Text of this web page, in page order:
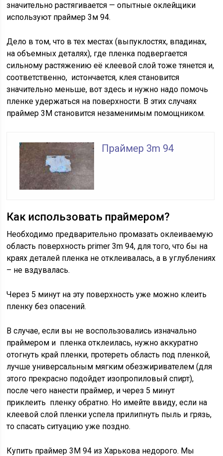
значительно растягивается — опытные оклейщики
используют праймер 3м 94.
Дело в том, что в тех местах (выпуклостях, впадинах,
на объемных деталях), где пленка подвергается
сильному растяжению её клеевой слой тоже тянется и,
соответственно, истончается, клея становится
значительно меньше, вот здесь и нужно надо помочь
пленке удержаться на поверхности. В этих случаях
праймер 3М становится незаменимым помощником.
Праймер 3m 94
Как использовать праймером?
Необходимо предварительно промазать оклеиваемую
область поверхность primer 3m 94, для того, что бы на
краях деталей пленка не отклеивалась, а в углублениях
– не вздувалась.
Через 5 минут на эту поверхность уже можно клеить
пленку без опасений.
В случае, если вы не воспользовались изначально
праймером и пленка отклеилась, нужно аккуратно
отогнуть край пленки, протереть область под пленкой,
лучше универсальным мягким обезжиривателем (для
этого прекрасно подойдет изопропиловый спирт),
после чего нанести праймер, и через 5 минут
приклеить пленку обратно. Но имейте ввиду, если на
клеевой слой пленки успела прилипнуть пыль и грязь,
то спасать ситуацию уже поздно.
Купить праймер 3М 94 из Харькова недорого. Мы